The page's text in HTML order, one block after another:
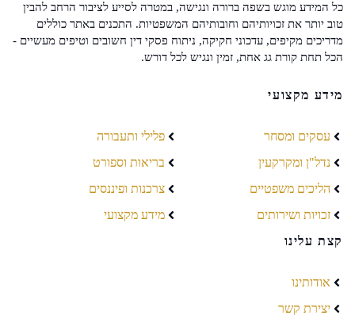
כל המידע מוגש בשפה ברורה ונגישה, במטרה לסייע לציבור הרחב להבין
טוב יותר את זכויותיהם וחובותיהם המשפטיות. התכנים באתר כוללים
מדריכים מקיפים, עדכוני חקיקה, ניתוח פסקי דין חשובים וטיפים מעשיים -
הכל תחת קורת גג אחת, זמין ונגיש לכל דורש.
מידע מקצועי
עסקים ומסחר
נדל"ן ומקרקעין
הליכים משפטיים
זכויות ושירותים
פלילי ותעבורה
בריאות וספורט
צרכנות ופיננסים
מידע מקצועי
קצת עלינו
אודותינו
יצירת קשר